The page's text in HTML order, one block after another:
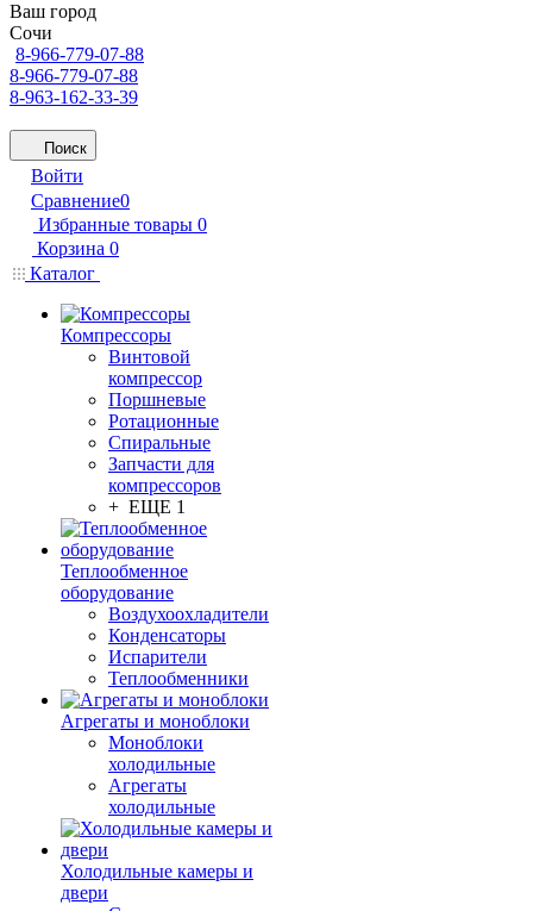
Ваш город
Сочи
8-966-779-07-88
8-966-779-07-88
8-963-162-33-39
Поиск
Войти
Сравнение0
Избранные товары 0
Корзина 0
Каталог
Компрессоры
Винтовой
компрессор
Поршневые
Ротационные
Спиральные
Запчасти для
компрессоров
+ ЕЩЕ 1
Теплообменное
оборудование
Воздухоохладители
Конденсаторы
Испарители
Теплообменники
Агрегаты и моноблоки
Моноблоки
холодильные
Агрегаты
холодильные
Холодильные камеры и
двери